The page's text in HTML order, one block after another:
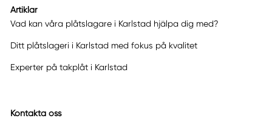
Artiklar
Vad kan våra plåtslagare i Karlstad hjälpa dig med?
Ditt plåtslageri i Karlstad med fokus på kvalitet
Experter på takplåt i Karlstad
Kontakta oss